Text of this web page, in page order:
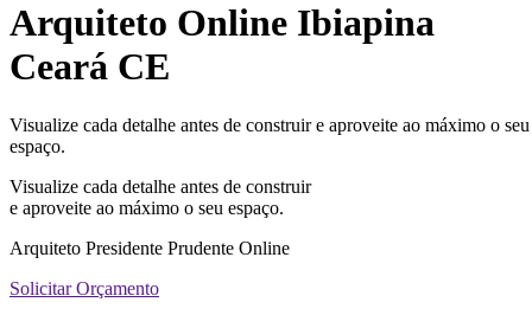
Arquiteto Online Ibiapina
Ceará CE
Visualize cada detalhe antes de construir e aproveite ao máximo o seu
espaço.
Visualize cada detalhe antes de construir
e aproveite ao máximo o seu espaço.
Arquiteto Presidente Prudente Online
Solicitar Orçamento